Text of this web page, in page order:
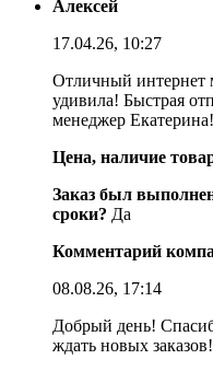
Алексей
17.04.26, 10:27
Отличный интернет
удивила! Быстрая
менеджер
Цена, наличие
Заказ был
сроки? Да
Комментарий
08.08.26, 17:14
Добрый день!
ждать новых